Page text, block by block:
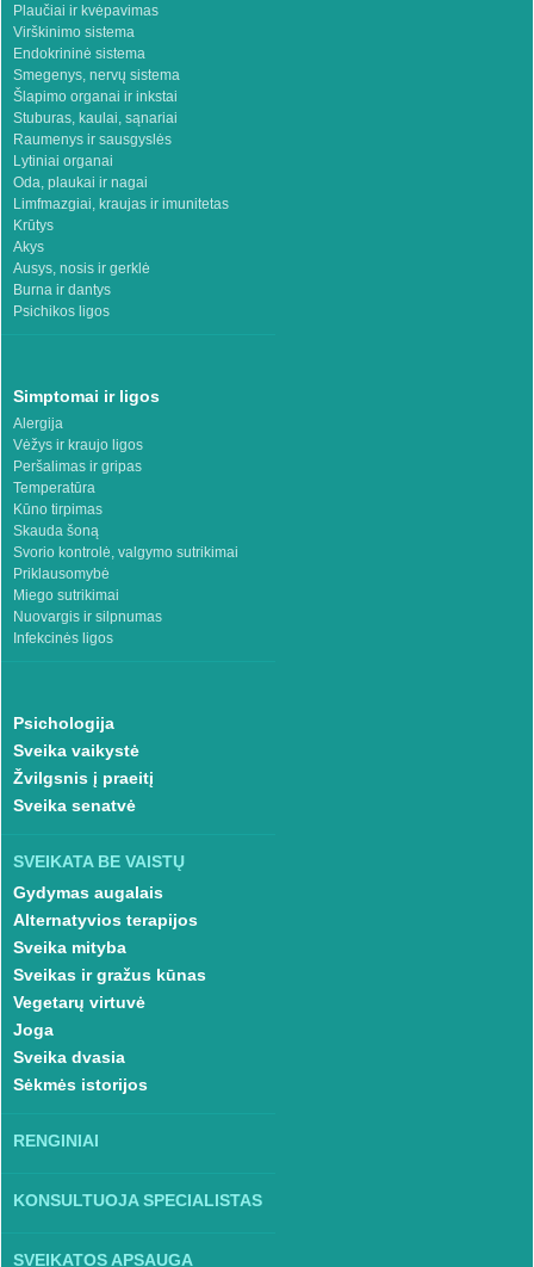
Plaučiai ir kvėpavimas
Virškinimo sistema
Endokrininė sistema
Smegenys, nervų sistema
Šlapimo organai ir inkstai
Stuburas, kaulai, sąnariai
Raumenys ir sausgyslės
Lytiniai organai
Oda, plaukai ir nagai
Limfmazgiai, kraujas ir imunitetas
Krūtys
Akys
Ausys, nosis ir gerklė
Burna ir dantys
Psichikos ligos
Simptomai ir ligos
Alergija
Vėžys ir kraujo ligos
Peršalimas ir gripas
Temperatūra
Kūno tirpimas
Skauda šoną
Svorio kontrolė, valgymo sutrikimai
Priklausomybė
Miego sutrikimai
Nuovargis ir silpnumas
Infekcinės ligos
Psichologija
Sveika vaikystė
Žvilgsnis į praeitį
Sveika senatvė
SVEIKATA BE VAISTŲ
Gydymas augalais
Alternatyvios terapijos
Sveika mityba
Sveikas ir gražus kūnas
Vegetarų virtuvė
Joga
Sveika dvasia
Sėkmės istorijos
RENGINIAI
KONSULTUOJA SPECIALISTAS
SVEIKATOS APSAUGA